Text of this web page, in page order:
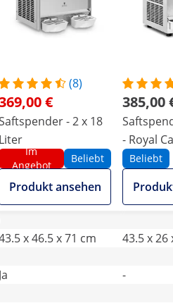
(8)
€
- 2 x 18
Liter
Im
Angebot
Beliebt
Produkt ansehen
385,00
- Royal
Beliebt
x 46.5 x 71 cm
43.5 x 26
Ja
-